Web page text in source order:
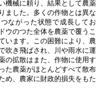
機械に頼り、結果として農薬
ました。多くの作物とは異な
ながった状態で成長してお
ウのつた全体を農薬で覆うこ
います。この困難により、農
吹き飛ばされ、川や雨水に運
の拡散はまた、作物に使用す
た農薬がほとんどすべて散布
め、農家に財政的損失をもた